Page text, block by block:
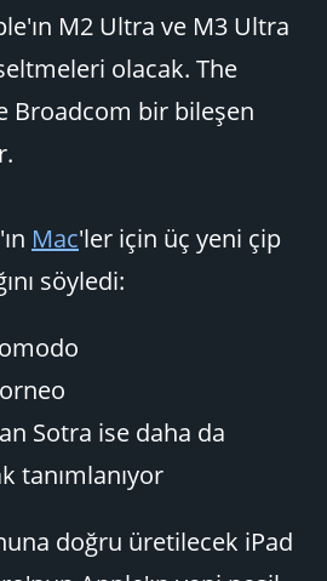
M2 Ultra ve M3 Ultra
olacak. The
Broadcom bir bileşen
Mac'ler için üç yeni çip
söyledi:
Sotra ise daha da
tanımlanıyor
doğru üretilecek iPad